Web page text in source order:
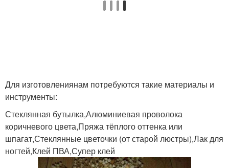
Для изготовлениянам потребуются такие материалы и
инструменты:
Стеклянная бутылка,Алюминиевая проволока
коричневого цвета,Пряжа тёплого оттенка или
шпагат,Стеклянные цветочки (от старой люстры),Лак для
ногтей,Клей ПВА,Супер клей